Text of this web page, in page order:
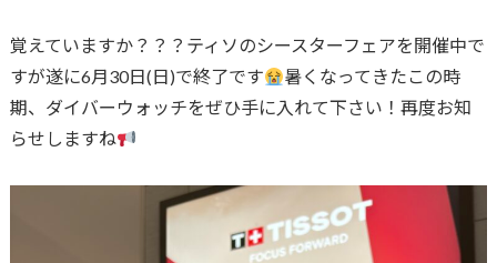
覚えていますか？？？ティソのシースターフェアを開催中で
すが遂に6月30日(日)で終了です
暑くなってきたこの時
期、ダイバーウォッチをぜひ手に入れて下さい！再度お知
らせしますね